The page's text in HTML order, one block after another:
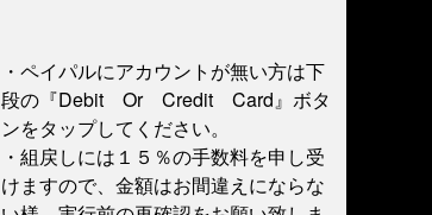
・ペイパルにアカウントが無い方は下
段の『Debit Or Credit Card』ボタ
ンをタップしてください。
・組戻しには１５％の手数料を申し受
けますので、金額はお間違えにならな